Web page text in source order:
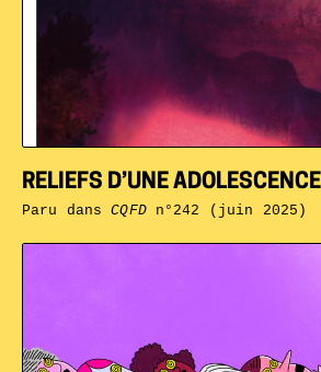
RELIEFS D’UNE
Paru dansCQFDn°242 (juin 2025)